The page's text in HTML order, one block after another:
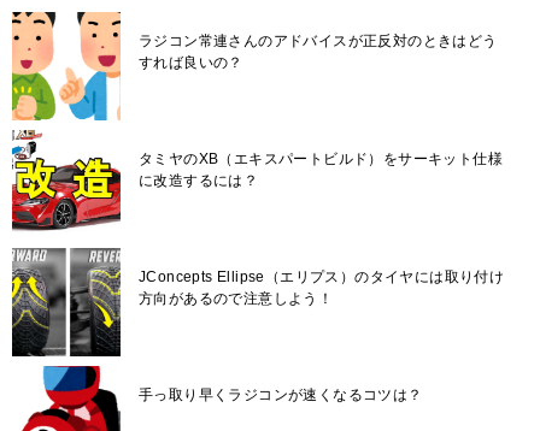
ラジコン常連さんのアドバイスが正反対のときはどう
すれば良いの？
タミヤのXB（エキスパートビルド）をサーキット仕様
に改造するには？
JConcepts Ellipse（エリプス）のタイヤには取り付け
方向があるので注意しよう！
手っ取り早くラジコンが速くなるコツは？